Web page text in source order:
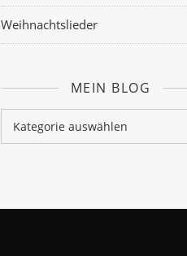
Weihnachtslieder
MEIN BLOG